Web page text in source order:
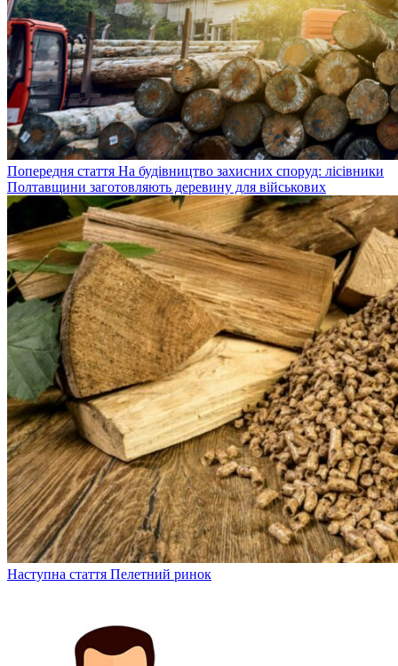
Попередня стаття На будівництво захисних споруд: лісівники
Полтавщини заготовляють деревину для військових
Наступна стаття Пелетний ринок